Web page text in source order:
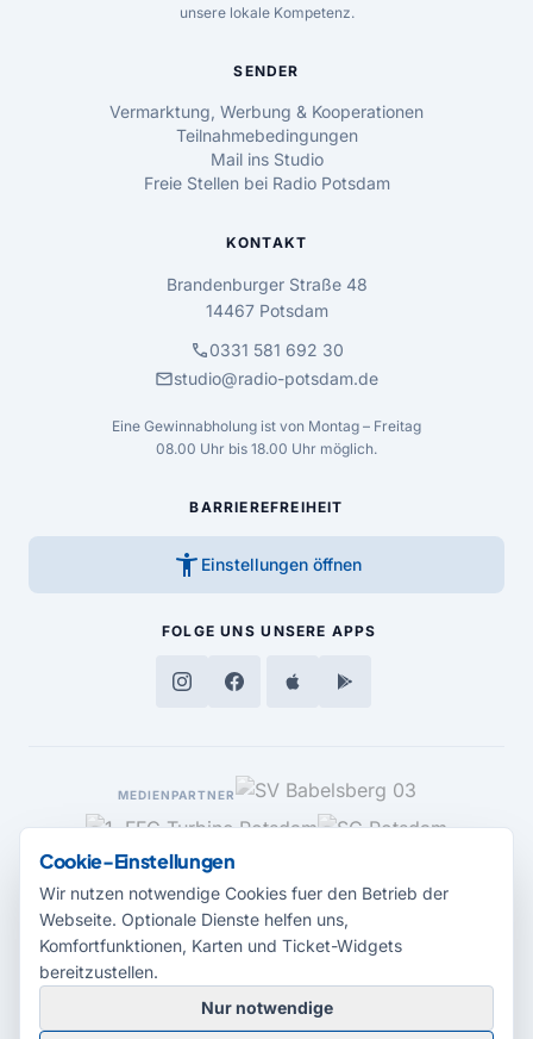
unsere lokale Kompetenz.
SENDER
Vermarktung, Werbung & Kooperationen
Teilnahmebedingungen
Mail ins Studio
Freie Stellen bei Radio Potsdam
KONTAKT
Brandenburger Straße 48
14467 Potsdam
call0331 581 692 30
mailstudio@radio-potsdam.de
Eine Gewinnabholung ist von Montag – Freitag
08.00 Uhr bis 18.00 Uhr möglich.
BARRIEREFREIHEIT
accessibility_new Einstellungen öffnen
FOLGE UNS UNSERE APPS
MEDIENPARTNER
© 2026 Radio Potsdam. Webseite entwickelt durch dieMedienagentur
Cookie-Einstellungen
Wir nutzen notwendige Cookies fuer den Betrieb der
Webseite. Optionale Dienste helfen uns,
Komfortfunktionen, Karten und Ticket-Widgets
bereitzustellen.
Nur notwendige